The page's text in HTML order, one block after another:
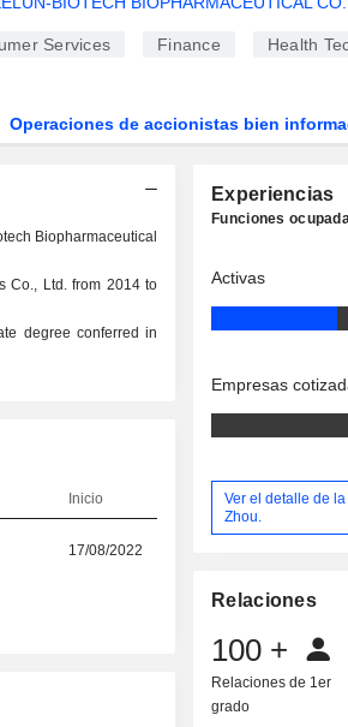
Services Finance Health
Operaciones de accionistas bien
Biopharmaceutical
Co., Ltd. from 2014 to
degree conferred in
Inicio
17/08/2022
Experiencias
Funciones
Activas
Empresas
Ver el detalle de
Zhou.
Relaciones
100 +
Relaciones de 1er
grado